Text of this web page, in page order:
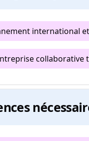
international
collaborative